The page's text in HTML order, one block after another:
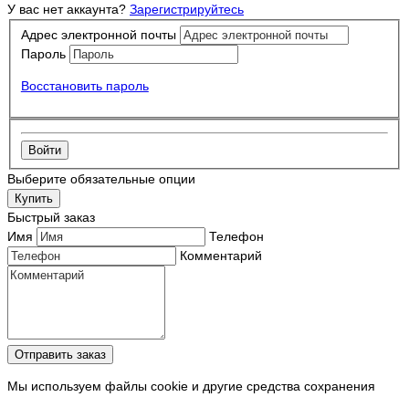
У вас нет аккаунта? Зарегистрируйтесь
Адрес электронной почты
Пароль
Восстановить пароль
Войти
Выберите обязательные опции
Купить
Быстрый заказ
Имя
Телефон
Комментарий
Отправить заказ
Мы используем файлы cookie и другие средства сохранения